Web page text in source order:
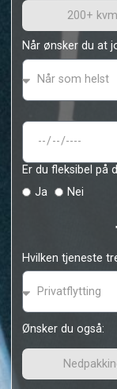
Under
100-150
Når ønsker du
Er du fleksibel
Nei
Hvilken